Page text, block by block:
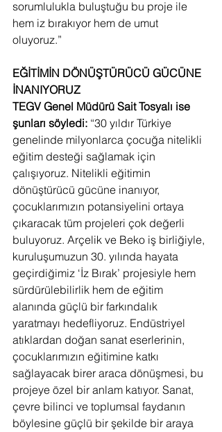
sorumlulukla buluştuğu bu proje ile
hem iz bırakıyor hem de umut
oluyoruz.”
EĞİTİMİN DÖNÜŞTÜRÜCÜ GÜCÜNE
İNANIYORUZ
TEGV Genel Müdürü Sait Tosyalı ise
şunları söyledi: “30 yıldır Türkiye
genelinde milyonlarca çocuğa nitelikli
eğitim desteği sağlamak için
çalışıyoruz. Nitelikli eğitimin
dönüştürücü gücüne inanıyor,
çocuklarımızın potansiyelini ortaya
çıkaracak tüm projeleri çok değerli
buluyoruz. Arçelik ve Beko iş birliğiyle,
kuruluşumuzun 30. yılında hayata
geçirdiğimiz ‘İz Bırak’ projesiyle hem
sürdürülebilirlik hem de eğitim
alanında güçlü bir farkındalık
yaratmayı hedefliyoruz. Endüstriyel
atıklardan doğan sanat eserlerinin,
çocuklarımızın eğitimine katkı
sağlayacak birer araca dönüşmesi, bu
projeye özel bir anlam katıyor. Sanat,
çevre bilinci ve toplumsal faydanın
böylesine güçlü bir şekilde bir araya